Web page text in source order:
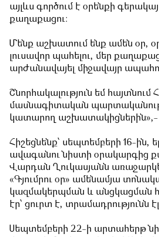
այլևս գործում է օրենքի
քաղաքացու:
Մենք աշխատում ենք ամեն օր,
լուսավոր պահելու, մեր
արժանավայել միջավայր
Շնորհակալություն եմ հայտնում
մասնագիտական
կատարող աշխատակիցներին»,-
Հիշեցնենք՝ սեպտեմբերի 16-ին,
ավագանու նիստի օրակարգից
Վարդան Ղուկասյանն
«Գյումրու օր» ամենամյա
կազմակերպման և անցկացման
էր՝ ցուրտ է, տրամադրությունն
Սեպտեմբերի 22-ի արտահերթ